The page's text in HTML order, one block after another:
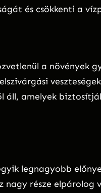
és csökkenti a
a növények
áll, amelyek
legnagyobb
nagy része